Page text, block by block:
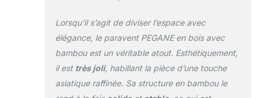
permettant de créer
des espaces
intimes et de
délimiter différentes
zones dans votre
intérieur
Lorsqu’il s’agit de diviser l’espace avec
élégance, le paravent PEGANE en bois avec
bambou est un véritable atout. Esthétiquement,
il est très joli, habillant la pièce d’une touche
asiatique raffinée. Sa structure en bambou le